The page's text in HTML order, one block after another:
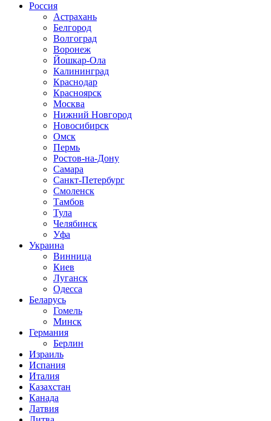
Россия
Астрахань
Белгород
Волгоград
Воронеж
Йошкар-Ола
Калининград
Краснодар
Красноярск
Москва
Нижний Новгород
Новосибирск
Омск
Пермь
Ростов-на-Дону
Самара
Санкт-Петербург
Смоленск
Тамбов
Тула
Челябинск
Уфа
Украина
Винница
Киев
Луганск
Одесса
Беларусь
Гомель
Минск
Германия
Берлин
Израиль
Испания
Италия
Казахстан
Канада
Латвия